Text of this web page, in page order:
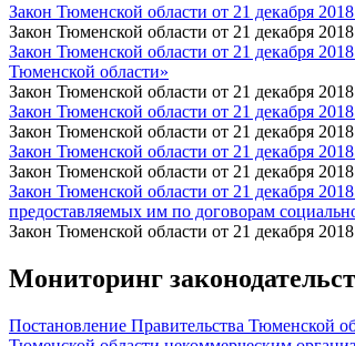
Закон Тюменской области от 21 декабря
Закон Тюменской области от 21 декабря
Закон Тюменской области от 21 декабря
Тюменской области»
Закон Тюменской области от 21 декабря
Закон Тюменской области от 21 декабря
Закон Тюменской области от 21 декабря
Закон Тюменской области от 21 декабря
Закон Тюменской области от 21 декабря
Закон Тюменской области от 21 декабря
предоставляемых им по договорам
Закон Тюменской области от 21 декабря
Мониторинг
Постановление Правительства Тюменской